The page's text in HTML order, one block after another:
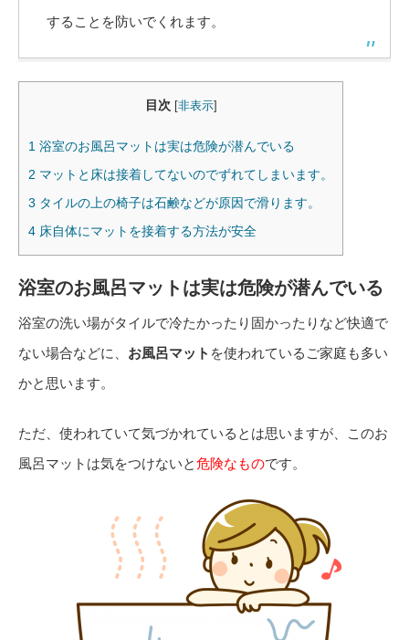
することを防いでくれます。
目次 [非表示]
1 浴室のお風呂マットは実は危険が潜んでいる
2 マットと床は接着してないのでずれてしまいます。
3 タイルの上の椅子は石鹸などが原因で滑ります。
4 床自体にマットを接着する方法が安全
浴室のお風呂マットは実は危険が潜んでいる
浴室の洗い場がタイルで冷たかったり固かったりなど快適で
ない場合などに、 お風呂マット を使われているご家庭も多い
かと思います。
ただ、使われていて気づかれているとは思いますが、このお
風呂マットは気をつけないと危険なものです。